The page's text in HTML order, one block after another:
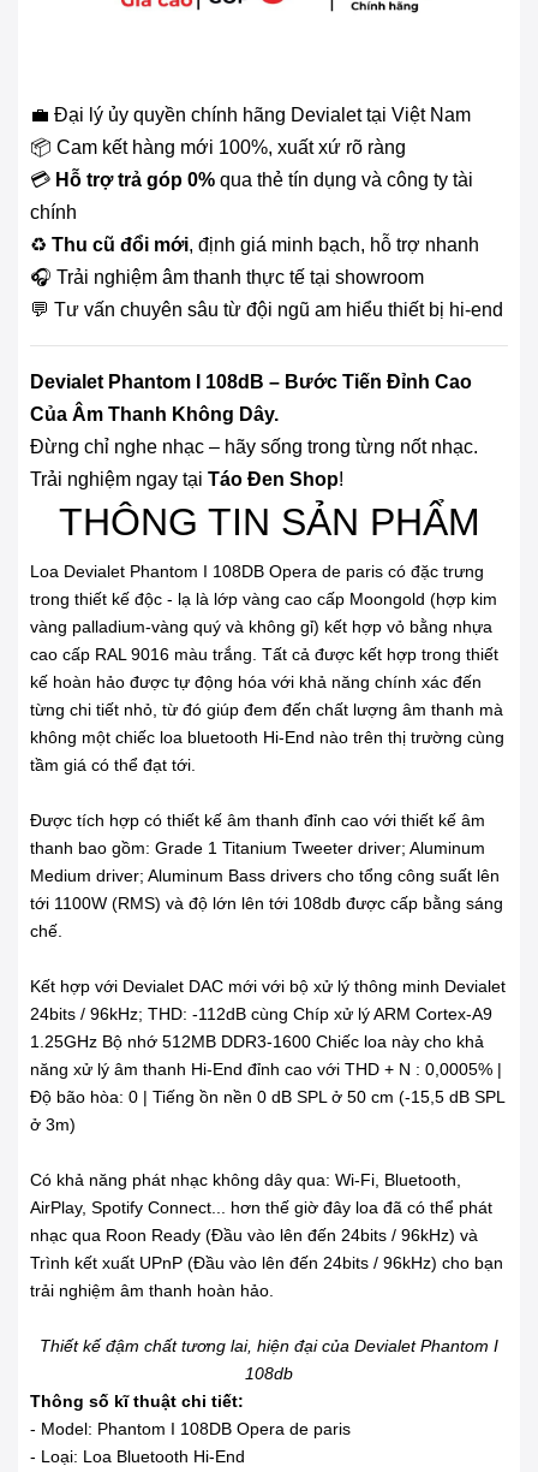
💼 Đại lý ủy quyền chính hãng Devialet tại Việt Nam
📦 Cam kết hàng mới 100%, xuất xứ rõ ràng
💳 Hỗ trợ trả góp 0% qua thẻ tín dụng và công ty tài
chính
♻️ Thu cũ đổi mới, định giá minh bạch, hỗ trợ nhanh
🎧 Trải nghiệm âm thanh thực tế tại showroom
💬 Tư vấn chuyên sâu từ đội ngũ am hiểu thiết bị hi-end
Devialet Phantom I 108dB – Bước Tiến Đỉnh Cao
Của Âm Thanh Không Dây.
Đừng chỉ nghe nhạc – hãy sống trong từng nốt nhạc.
Trải nghiệm ngay tại Táo Đen Shop!
THÔNG TIN SẢN PHẨM
Loa Devialet Phantom I 108DB Opera de paris có đặc trưng
trong thiết kế độc - lạ là lớp vàng cao cấp Moongold (hợp kim
vàng palladium-vàng quý và không gỉ) kết hợp vỏ bằng nhựa
cao cấp RAL 9016 màu trắng. Tất cả được kết hợp trong thiết
kế hoàn hảo được tự động hóa với khả năng chính xác đến
từng chi tiết nhỏ, từ đó giúp đem đến chất lượng âm thanh mà
không một chiếc loa bluetooth Hi-End nào trên thị trường cùng
tầm giá có thể đạt tới.
Được tích hợp có thiết kế âm thanh đỉnh cao với thiết kế âm
thanh bao gồm: Grade 1 Titanium Tweeter driver; Aluminum
Medium driver; Aluminum Bass drivers cho tổng công suất lên
tới 1100W (RMS) và độ lớn lên tới 108db được cấp bằng sáng
chế.
Kết hợp với Devialet DAC mới với bộ xử lý thông minh Devialet
24bits / 96kHz; THD: -112dB cùng Chíp xử lý ARM Cortex-A9
1.25GHz Bộ nhớ 512MB DDR3-1600 Chiếc loa này cho khả
năng xử lý âm thanh Hi-End đỉnh cao với THD + N : 0,0005% |
Độ bão hòa: 0 | Tiếng ồn nền 0 dB SPL ở 50 cm (-15,5 dB SPL
ở 3m)
Có khả năng phát nhạc không dây qua: Wi-Fi, Bluetooth,
AirPlay, Spotify Connect... hơn thế giờ đây loa đã có thể phát
nhạc qua Roon Ready (Đầu vào lên đến 24bits / 96kHz) và
Trình kết xuất UPnP (Đầu vào lên đến 24bits / 96kHz) cho bạn
trải nghiệm âm thanh hoàn hảo.
Thiết kế đậm chất tương lai, hiện đại của Devialet Phantom I
108db
Thông số kĩ thuật chi tiết:
- Model: Phantom I 108DB Opera de paris
- Loại: Loa Bluetooth Hi-End